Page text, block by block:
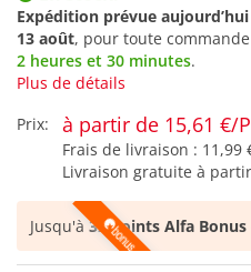
Expédition prévue aujourd’hui
13 août, pour toute
2 heures et 30 minutes.
Plus de détails
Prix:
à partir de 15,61 €/
Frais de livraison : 11,99
Livraison gratuite à
Jusqu'à32 points Alfa Bonus